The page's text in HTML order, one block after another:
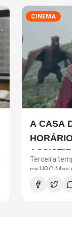
CINEMA
A CASA
NOVA
Terceira
na HBO Max
entre os